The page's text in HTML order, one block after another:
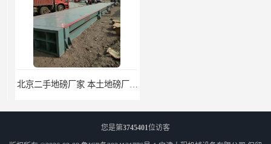
北京二手地磅厂家 本土地磅厂100秒报价
您是第3745401位访客